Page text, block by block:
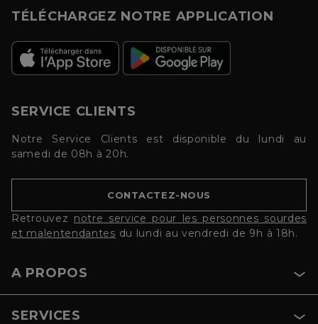
TÉLÉCHARGEZ NOTRE APPLICATION
SERVICE CLIENTS
Notre Service Clients est disponible du lundi au
samedi de 08h à 20h.
CONTACTEZ-NOUS
Retrouvez notre service pour les personnes sourdes
et malentendantes du lundi au vendredi de 9h à 18h.
A PROPOS
SERVICES